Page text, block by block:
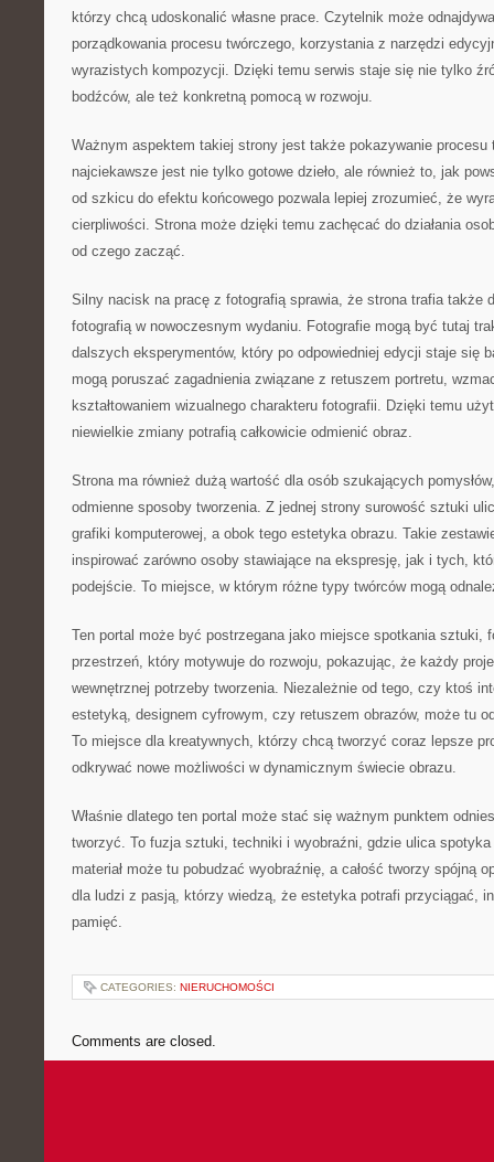
którzy chcą udoskonalić własne prace. Czytelnik może
porządkowania procesu twórczego, korzystania z narzędzi
wyrazistych kompozycji. Dzięki temu serwis staje się nie tylko
bodźców, ale też konkretną pomocą w rozwoju.
Ważnym aspektem takiej strony jest także pokazywanie procesu
najciekawsze jest nie tylko gotowe dzieło, ale również to, jak
od szkicu do efektu końcowego pozwala lepiej zrozumieć, że
cierpliwości. Strona może dzięki temu zachęcać do działania
od czego zacząć.
Silny nacisk na pracę z fotografią sprawia, że strona trafia także
fotografią w nowoczesnym wydaniu. Fotografie mogą być tutaj
dalszych eksperymentów, który po odpowiedniej edycji staje się
mogą poruszać zagadnienia związane z retuszem portretu,
kształtowaniem wizualnego charakteru fotografii. Dzięki temu
niewielkie zmiany potrafią całkowicie odmienić obraz.
Strona ma również dużą wartość dla osób szukających
odmienne sposoby tworzenia. Z jednej strony surowość sztuki
grafiki komputerowej, a obok tego estetyka obrazu. Takie
inspirować zarówno osoby stawiające na ekspresję, jak i tych,
podejście. To miejsce, w którym różne typy twórców mogą
Ten portal może być postrzegana jako miejsce spotkania sztuki,
przestrzeń, który motywuje do rozwoju, pokazując, że każdy
wewnętrznej potrzeby tworzenia. Niezależnie od tego, czy ktoś
estetyką, designem cyfrowym, czy retuszem obrazów, może tu
To miejsce dla kreatywnych, którzy chcą tworzyć coraz lepsze
odkrywać nowe możliwości w dynamicznym świecie obrazu.
Właśnie dlatego ten portal może stać się ważnym punktem
tworzyć. To fuzja sztuki, techniki i wyobraźni, gdzie ulica
materiał może tu pobudzać wyobraźnię, a całość tworzy spójną
dla ludzi z pasją, którzy wiedzą, że estetyka potrafi przyciągać,
pamięć.
CATEGORIES: NIERUCHOMOŚCI
Comments are closed.